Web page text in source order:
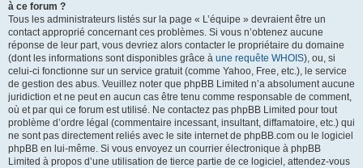
à ce forum ?
Tous les administrateurs listés sur la page « L’équipe » devraient être un
contact approprié concernant ces problèmes. Si vous n’obtenez aucune
réponse de leur part, vous devriez alors contacter le propriétaire du domaine
(dont les informations sont disponibles grâce à une requête WHOIS), ou, si
celui-ci fonctionne sur un service gratuit (comme Yahoo, Free, etc.), le service
de gestion des abus. Veuillez noter que phpBB Limited n’a absolument aucune
juridiction et ne peut en aucun cas être tenu comme responsable de comment,
où et par qui ce forum est utilisé. Ne contactez pas phpBB Limited pour tout
problème d’ordre légal (commentaire incessant, insultant, diffamatoire, etc.) qui
ne sont pas directement reliés avec le site internet de phpBB.com ou le logiciel
phpBB en lui-même. Si vous envoyez un courrier électronique à phpBB
Limited à propos d’une utilisation de tierce partie de ce logiciel, attendez-vous